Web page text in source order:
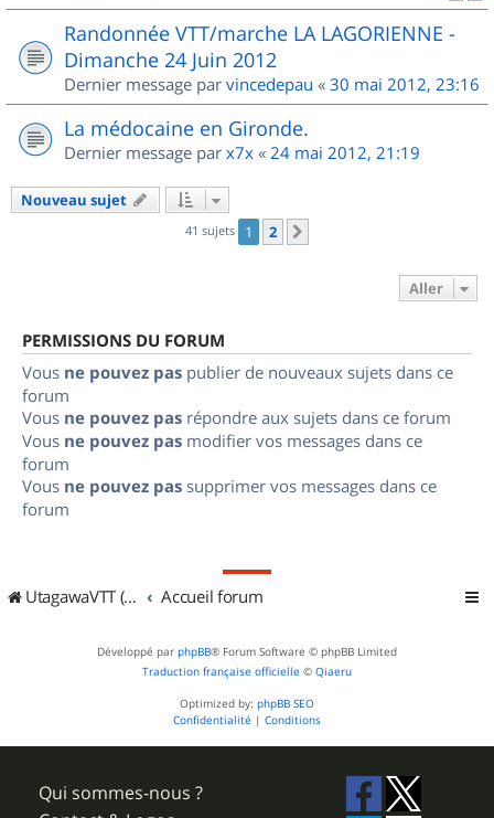
Randonnée VTT/marche LA LAGORIENNE -
Dimanche 24 Juin 2012
Dernier message par vincedepau « 30 mai 2012, 23:16
La médocaine en Gironde.
Dernier message par x7x « 24 mai 2012, 21:19
Nouveau sujet
41 sujets 1 2
Aller
PERMISSIONS DU FORUM
Vous ne pouvez pas publier de nouveaux sujets dans ce
forum
Vous ne pouvez pas répondre aux sujets dans ce forum
Vous ne pouvez pas modifier vos messages dans ce
forum
Vous ne pouvez pas supprimer vos messages dans ce
forum
UtagawaVTT (Randos VTT et VTTAE avec traces GPS) Accueil forum
Développé par phpBB® Forum Software © phpBB Limited
Traduction française officielle © Qiaeru
Optimized by: phpBB SEO
Confidentialité | Conditions
Qui sommes-nous ?